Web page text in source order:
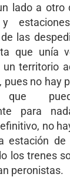
lado a otro
y
las
que unía
un territorio
pues no hay
que
para
no
estación de
los trenes
peronistas.